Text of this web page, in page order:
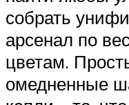
собрать
арсенал по
цветам.
омедненные